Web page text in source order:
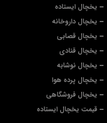
یخچال ایستاده
یخچال داروخانه
یخچال قصابی
یخچال قنادی
یخچال نوشابه
یخچال پرده هوا
یخچال فروشگاهی
قیمت یخچال ایستاده